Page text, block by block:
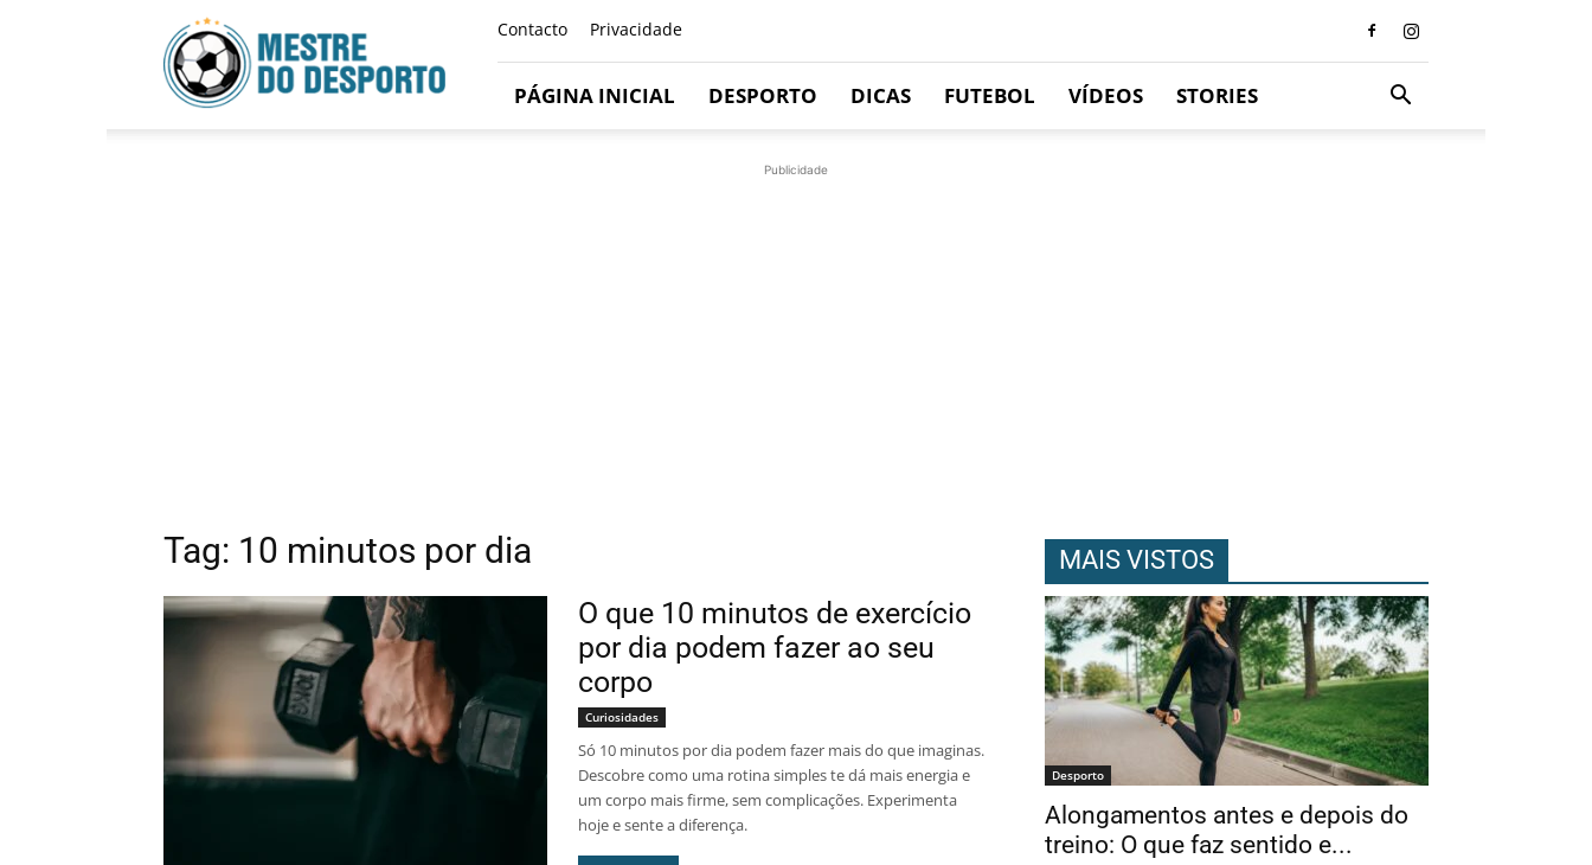
Mestre
Do
Desporto
Contacto Privacidade
PÁGINA INICIAL DESPORTO DICAS FUTEBOL VÍDEOS STORIES
Publicidade
Tag: 10 minutos por dia
O que 10 minutos de exercício
por dia podem fazer ao seu
corpo
Curiosidades
Só 10 minutos por dia podem fazer mais do que imaginas.
Descobre como uma rotina simples te dá mais energia e
um corpo mais firme, sem complicações. Experimenta
hoje e sente a diferença.
MAIS VISTOS
Desporto
Alongamentos antes e depois do
treino: O que faz sentido e...